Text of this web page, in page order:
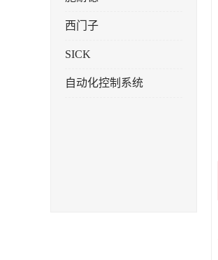
西门子
SICK
自动化控制系统